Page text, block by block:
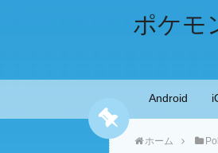
ポケモ
Android
ホーム